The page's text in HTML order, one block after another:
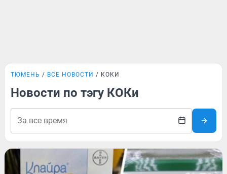
ТЮМЕНЬ ВСЕ НОВОСТИ КОКИ
Новости по тэгу КОКи